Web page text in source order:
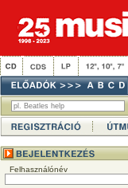
Felhasználónév